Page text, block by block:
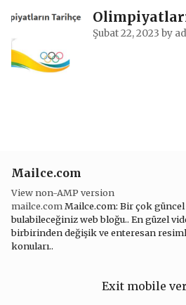
Şubat 22, 2023 by
Mailce.com
View non-AMP version
mailce.comMailce.com: Bir çok
bulabileceğiniz web bloğu.. En güzel
birbirinden değişik ve enteresan
konuları..
Exit mobile